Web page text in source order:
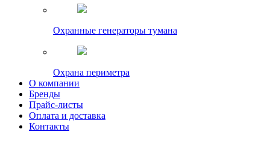
Охранные генераторы тумана
Охрана периметра
О компании
Бренды
Прайс-листы
Оплата и доставка
Контакты